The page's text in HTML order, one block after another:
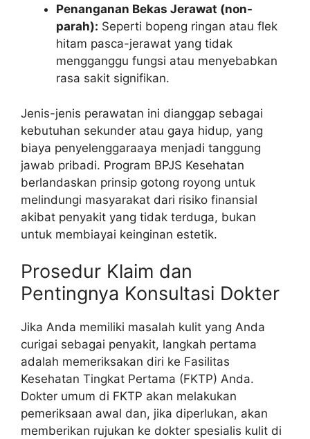
Penanganan Bekas Jerawat (non-
parah): Seperti bopeng ringan atau flek
hitam pasca-jerawat yang tidak
mengganggu fungsi atau menyebabkan
rasa sakit signifikan.
Jenis-jenis perawatan ini dianggap sebagai
kebutuhan sekunder atau gaya hidup, yang
biaya penyelenggaraaya menjadi tanggung
jawab pribadi. Program BPJS Kesehatan
berlandaskan prinsip gotong royong untuk
melindungi masyarakat dari risiko finansial
akibat penyakit yang tidak terduga, bukan
untuk membiayai keinginan estetik.
Prosedur Klaim dan
Pentingnya Konsultasi Dokter
Jika Anda memiliki masalah kulit yang Anda
curigai sebagai penyakit, langkah pertama
adalah memeriksakan diri ke Fasilitas
Kesehatan Tingkat Pertama (FKTP) Anda.
Dokter umum di FKTP akan melakukan
pemeriksaan awal dan, jika diperlukan, akan
memberikan rujukan ke dokter spesialis kulit di